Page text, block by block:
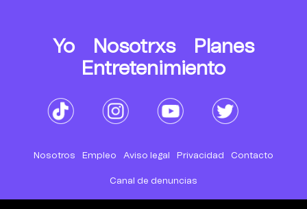
Yo Nosotrxs
Planes
Entretenimiento
Nosotros Empleo Aviso legal Privacidad Contacto
Canal de denuncias